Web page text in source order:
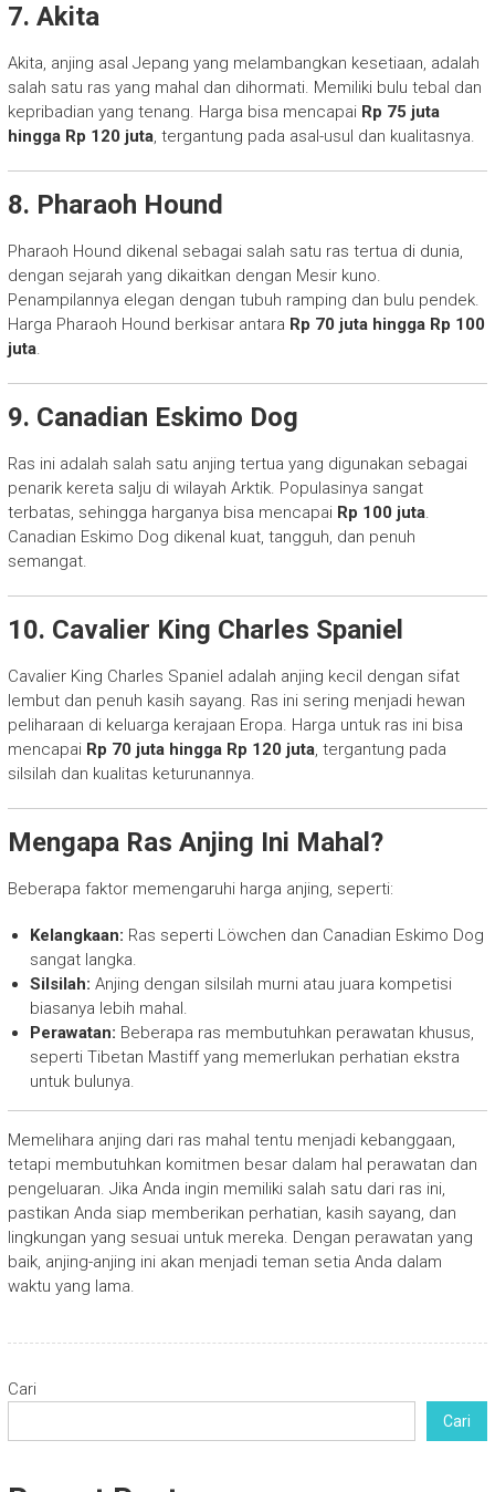
7. Akita
Akita, anjing asal Jepang yang melambangkan kesetiaan, adalah
salah satu ras yang mahal dan dihormati. Memiliki bulu tebal dan
kepribadian yang tenang. Harga bisa mencapai Rp 75 juta
hingga Rp 120 juta, tergantung pada asal-usul dan kualitasnya.
8. Pharaoh Hound
Pharaoh Hound dikenal sebagai salah satu ras tertua di dunia,
dengan sejarah yang dikaitkan dengan Mesir kuno.
Penampilannya elegan dengan tubuh ramping dan bulu pendek.
Harga Pharaoh Hound berkisar antara Rp 70 juta hingga Rp 100
juta.
9. Canadian Eskimo Dog
Ras ini adalah salah satu anjing tertua yang digunakan sebagai
penarik kereta salju di wilayah Arktik. Populasinya sangat
terbatas, sehingga harganya bisa mencapai Rp 100 juta.
Canadian Eskimo Dog dikenal kuat, tangguh, dan penuh
semangat.
10. Cavalier King Charles Spaniel
Cavalier King Charles Spaniel adalah anjing kecil dengan sifat
lembut dan penuh kasih sayang. Ras ini sering menjadi hewan
peliharaan di keluarga kerajaan Eropa. Harga untuk ras ini bisa
mencapai Rp 70 juta hingga Rp 120 juta, tergantung pada
silsilah dan kualitas keturunannya.
Mengapa Ras Anjing Ini Mahal?
Beberapa faktor memengaruhi harga anjing, seperti:
Kelangkaan: Ras seperti Löwchen dan Canadian Eskimo Dog
sangat langka.
Silsilah: Anjing dengan silsilah murni atau juara kompetisi
biasanya lebih mahal.
Perawatan: Beberapa ras membutuhkan perawatan khusus,
seperti Tibetan Mastiff yang memerlukan perhatian ekstra
untuk bulunya.
Memelihara anjing dari ras mahal tentu menjadi kebanggaan,
tetapi membutuhkan komitmen besar dalam hal perawatan dan
pengeluaran. Jika Anda ingin memiliki salah satu dari ras ini,
pastikan Anda siap memberikan perhatian, kasih sayang, dan
lingkungan yang sesuai untuk mereka. Dengan perawatan yang
baik, anjing-anjing ini akan menjadi teman setia Anda dalam
waktu yang lama.
Cari
Cari